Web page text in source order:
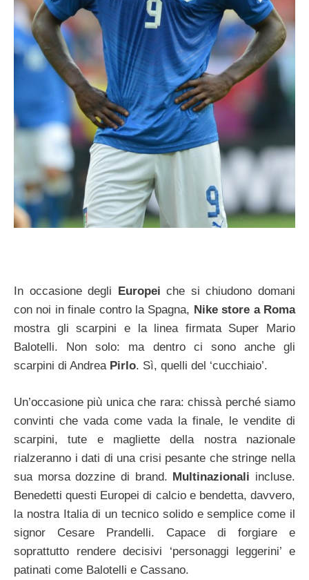
In occasione degli Europei che si chiudono domani
con noi in finale contro la Spagna, Nike store a Roma
mostra gli scarpini e la linea firmata Super Mario
Balotelli. Non solo: ma dentro ci sono anche gli
scarpini di Andrea Pirlo. Sì, quelli del ‘cucchiaio’.
Un’occasione più unica che rara: chissà perché siamo
convinti che vada come vada la finale, le vendite di
scarpini, tute e magliette della nostra nazionale
rialzeranno i dati di una crisi pesante che stringe nella
sua morsa dozzine di brand. Multinazionali incluse.
Benedetti questi Europei di calcio e bendetta, davvero,
la nostra Italia di un tecnico solido e semplice come il
signor Cesare Prandelli. Capace di forgiare e
soprattutto rendere decisivi ‘personaggi leggerini’ e
patinati come Balotelli e Cassano.